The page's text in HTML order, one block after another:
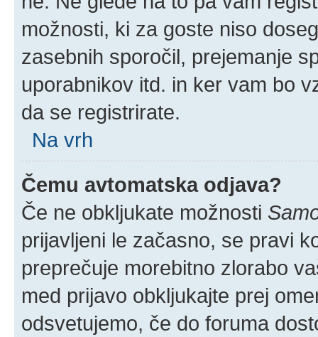
možnosti, ki za goste niso
zasebnih sporočil, prejemanje
uporabnikov itd. in ker vam bo
da se registrirate.
Na vrh
Čemu avtomatska odjava?
Če ne obkljukate možnosti
prijavljeni le začasno, se pravi
preprečuje morebitno zlorabo
med prijavo obkljukajte prej
odsvetujemo, če do foruma